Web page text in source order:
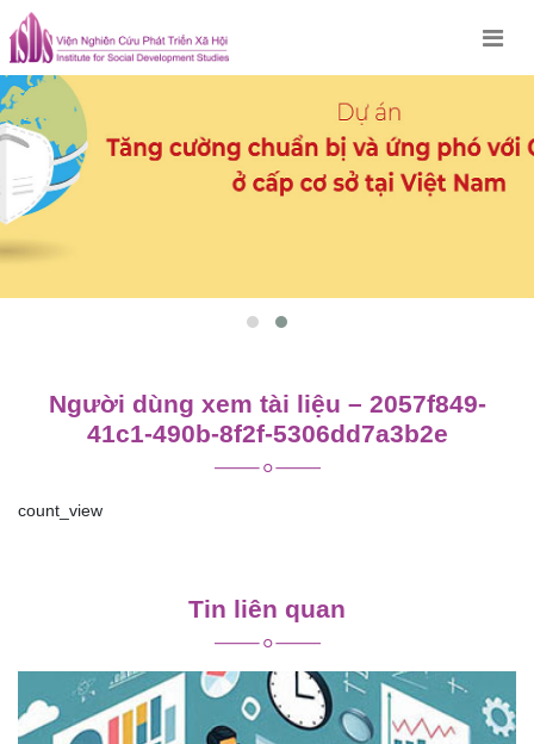
Skip
to
content
Người dùng xem tài liệu – 2057f849-
41c1-490b-8f2f-5306dd7a3b2e
count_view
viết
Tin liên quan